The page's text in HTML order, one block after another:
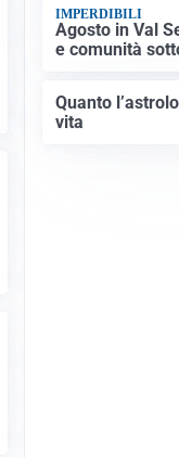
IMPERDIBILI
Agosto in Val
e comunità
Quanto
vita